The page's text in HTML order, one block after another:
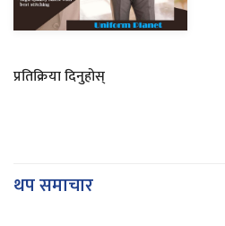
प्रतिक्रिया दिनुहोस्
थप समाचार